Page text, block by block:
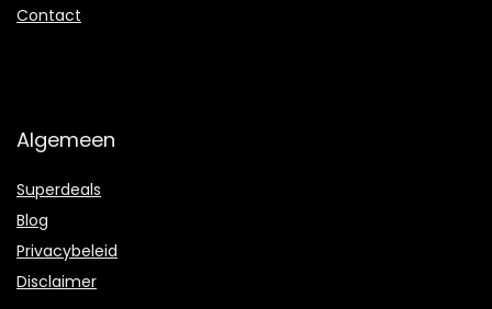
Contact
Algemeen
Superdeals
Blog
Privacybeleid
Disclaimer